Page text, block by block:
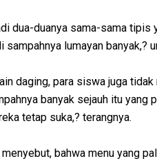
dua-duanya sama-sama tipis
sampahnya lumayan banyak,?
daging, para siswa juga
banyak sejauh itu yang
tetap suka,? terangnya.
menyebut, bahwa menu yang